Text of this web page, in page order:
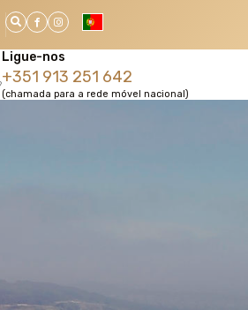
Ligue-nos
+351 913 251 642
(chamada para a rede móvel nacional)